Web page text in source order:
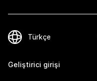
Geliştirici girişi